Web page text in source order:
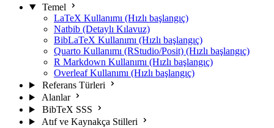
Temel
LaTeX Kullanımı (Hızlı başlangıç)
Natbib (Detaylı Kılavuz)
BibLaTeX Kullanımı (Hızlı başlangıç)
Quarto Kullanımı (RStudio/Posit) (Hızlı başlangıç)
R Markdown Kullanımı (Hızlı başlangıç)
Overleaf Kullanımı (Hızlı başlangıç)
Referans Türleri
Alanlar
BibTeX SSS
Atıf ve Kaynakça Stilleri